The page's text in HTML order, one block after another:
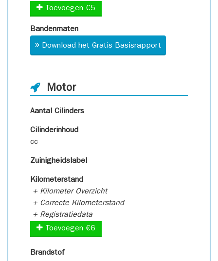
Toevoegen €5
Bandenmaten
Download het Gratis Basisrapport
Motor
Aantal Cilinders
Cilinderinhoud
cc
Zuinigheidslabel
Kilometerstand
+ Kilometer Overzicht
+ Correcte Kilometerstand
+ Registratiedata
Toevoegen €6
Brandstof